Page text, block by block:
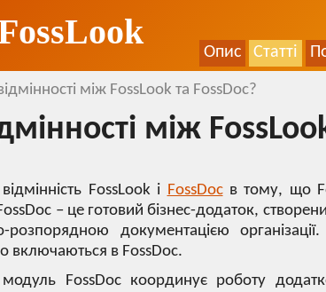
Опис Статті
між FossLook та FossDoc?
між
FossLook і FossDocв тому, що
– це готовий бізнес-додаток,
розпорядною документацією
включаються в FossDoc.
FossDoc координує роботу